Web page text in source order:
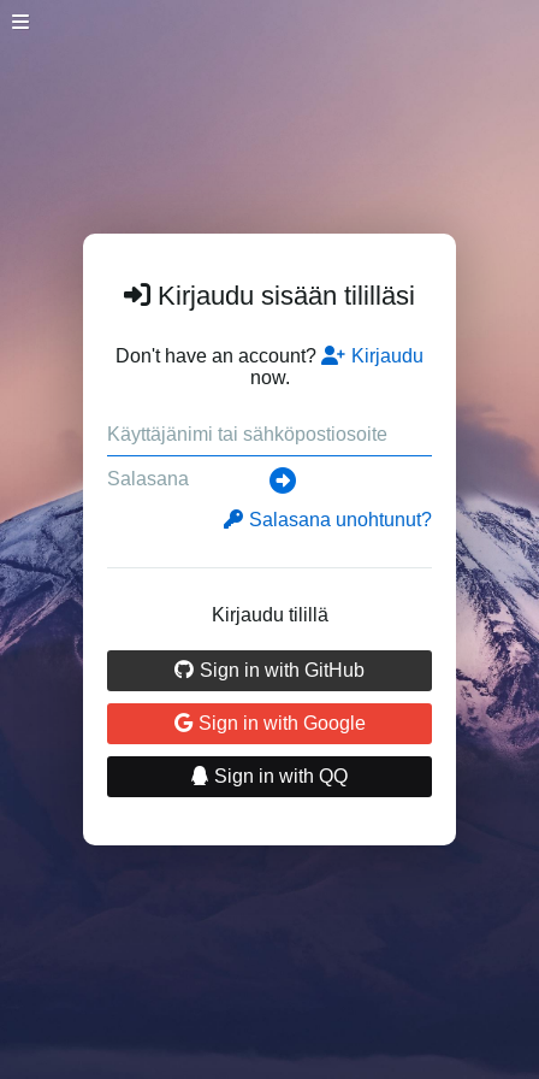
Kirjaudu sisään tililläsi
Don't have an account?
Kirjaudu
now.
Salasana unohtunut?
Kirjaudu tilillä
Sign in with GitHub
Sign in with Google
Sign in with QQ